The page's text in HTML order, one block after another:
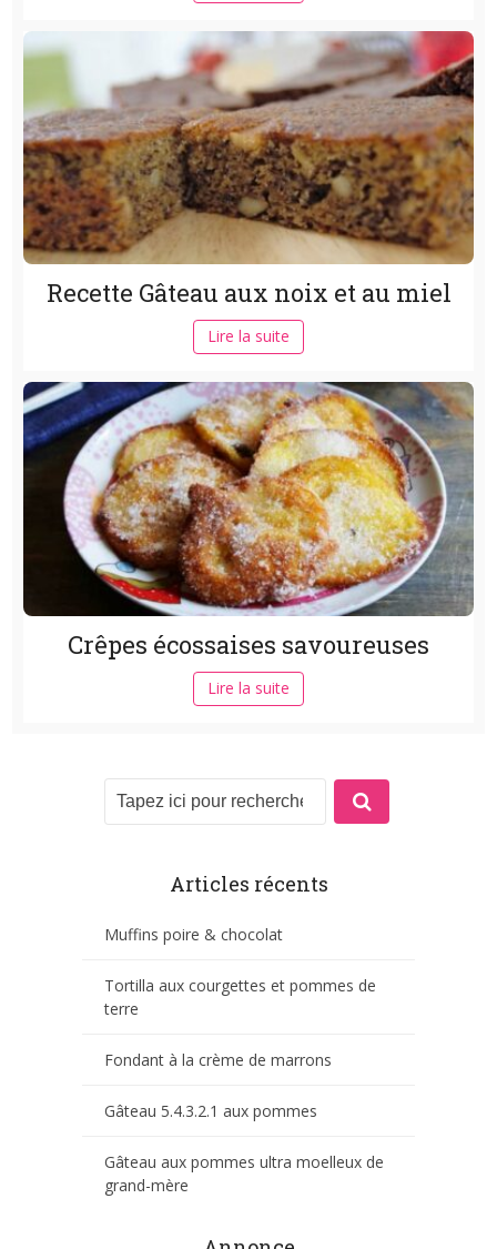
Recette Gâteau aux noix et au miel
Lire la suite
Crêpes écossaises savoureuses
Lire la suite
Articles récents
Muffins poire & chocolat
Tortilla aux courgettes et pommes de
terre
Fondant à la crème de marrons
Gâteau 5.4.3.2.1 aux pommes
Gâteau aux pommes ultra moelleux de
grand-mère